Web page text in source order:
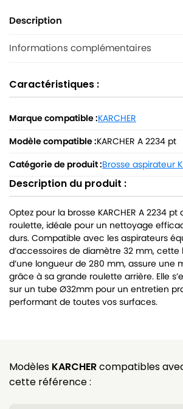
Description
Informations complémentaires
Caractéristiques :
Marque compatible :KARCHER
Modèle compatible :KARCHER A 2234 pt
Catégorie de produit :Brosse aspirateur
Description du produit :
Optez pour la brosse KARCHER A 2234
roulette, idéale pour un nettoyage
durs. Compatible avec les aspirateurs
d’accessoires de diamètre 32 mm,
d’une longueur de 280 mm, assure une
grâce à sa grande roulette arrière. Elle
sur un tube Ø32mm pour un entretien
performant de toutes vos surfaces.
Modèles KARCHERcompatibles
cette référence :